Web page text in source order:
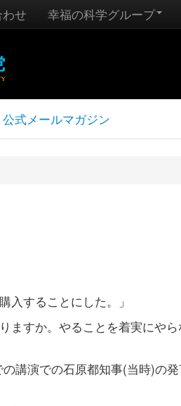
せ 幸福の科学グループ
公式メールマガジン
入することにした。」
ますか。やることを着実にや
講演での石原都知事(当時)の